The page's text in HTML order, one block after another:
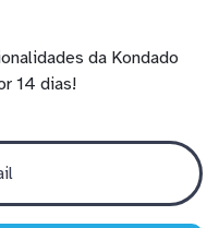
da Kondado
14 dias!